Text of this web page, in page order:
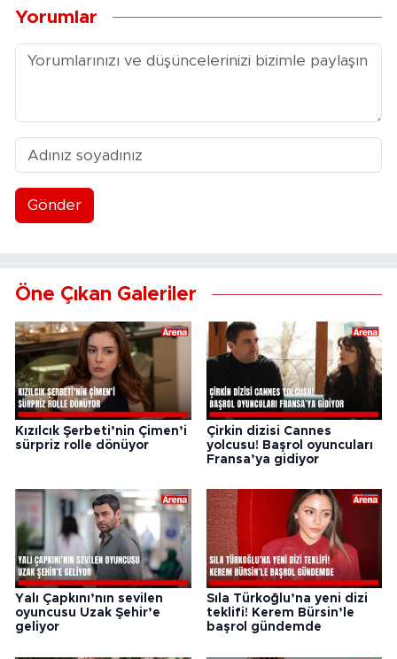
Yorumlar
Gönder
Öne Çıkan Galeriler
Kızılcık Şerbeti’nin Çimen’i
sürpriz rolle dönüyor
Çirkin dizisi Cannes
yolcusu! Başrol oyuncuları
Fransa’ya gidiyor
Yalı Çapkını’nın sevilen
oyuncusu Uzak Şehir’e
geliyor
Sıla Türkoğlu’na yeni dizi
teklifi! Kerem Bürsin’le
başrol gündemde